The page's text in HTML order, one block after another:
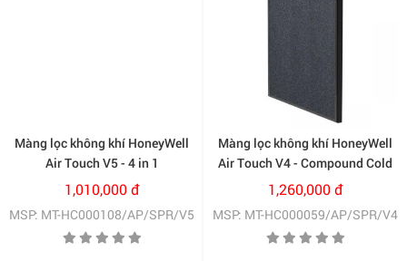
Màng lọc không khí HoneyWell
Air Touch V5 - 4 in 1
Compound Filter
(HC000108/AP/SPR/V5)
1,010,000 đ
MSP: MT-HC000108/AP/SPR/V5
Màng lọc không khí HoneyWell
Air Touch V4 - Compound Cold
Catalyst + Carbon Filter
(HC000059/AP/SPR/V4)
1,260,000 đ
MSP: MT-HC000059/AP/SPR/V4